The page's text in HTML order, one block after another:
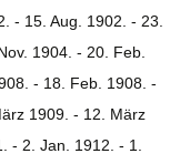
- 15. Aug. 1902. - 23.
1904. - 20. Feb.
- 18. Feb. 1908. -
1909. - 12. März
- 2. Jan. 1912. - 1.